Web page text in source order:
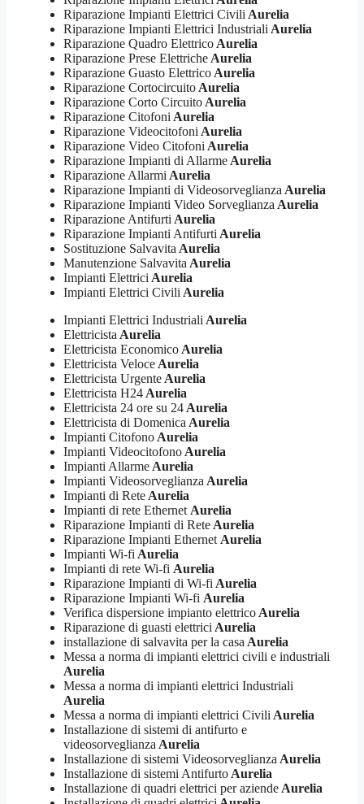
Riparazione Impianti Elettrici Civili Aurelia
Riparazione Impianti Elettrici Industriali Aurelia
Riparazione Quadro Elettrico Aurelia
Riparazione Prese Elettriche Aurelia
Riparazione Guasto Elettrico Aurelia
Riparazione Cortocircuito Aurelia
Riparazione Corto Circuito Aurelia
Riparazione Citofoni Aurelia
Riparazione Videocitofoni Aurelia
Riparazione Video Citofoni Aurelia
Riparazione Impianti di Allarme Aurelia
Riparazione Allarmi Aurelia
Riparazione Impianti di Videosorveglianza Aurelia
Riparazione Impianti Video Sorveglianza Aurelia
Riparazione Antifurti Aurelia
Riparazione Impianti Antifurti Aurelia
Sostituzione Salvavita Aurelia
Manutenzione Salvavita Aurelia
Impianti Elettrici Aurelia
Impianti Elettrici Civili Aurelia
Impianti Elettrici Industriali Aurelia
Elettricista Aurelia
Elettricista Economico Aurelia
Elettricista Veloce Aurelia
Elettricista Urgente Aurelia
Elettricista H24 Aurelia
Elettricista 24 ore su 24 Aurelia
Elettricista di Domenica Aurelia
Impianti Citofono Aurelia
Impianti Videocitofono Aurelia
Impianti Allarme Aurelia
Impianti Videosorveglianza Aurelia
Impianti di Rete Aurelia
Impianti di rete Ethernet Aurelia
Riparazione Impianti di Rete Aurelia
Riparazione Impianti Ethernet Aurelia
Impianti Wi-fi Aurelia
Impianti di rete Wi-fi Aurelia
Riparazione Impianti di Wi-fi Aurelia
Riparazione Impianti Wi-fi Aurelia
Verifica dispersione impianto elettrico Aurelia
Riparazione di guasti elettrici Aurelia
installazione di salvavita per la casa Aurelia
Messa a norma di impianti elettrici civili e industriali
Aurelia
Messa a norma di impianti elettrici Industriali
Aurelia
Messa a norma di impianti elettrici Civili Aurelia
Installazione di sistemi di antifurto e
videosorveglianza Aurelia
Installazione di sistemi Videosorveglianza Aurelia
Installazione di sistemi Antifurto Aurelia
Installazione di quadri elettrici per aziende Aurelia